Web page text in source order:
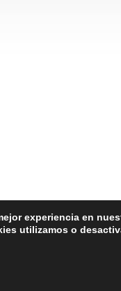
experiencia en
utilizamos o